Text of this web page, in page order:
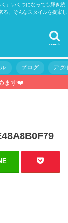
』いくつになっても輝き続
、そんなスタイルを提案し
search
ブログ アク
ます❤️